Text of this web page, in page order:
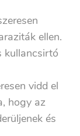
ellen.
kullancsirtó
vidd el
hogy az
és